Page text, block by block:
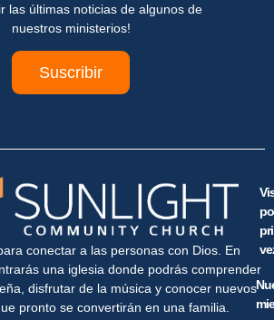
las últimas noticias de algunos de
nuestros ministerios!
Suscribir
conectar a las personas con Dios. En
una iglesia donde podrás comprender
disfrutar de la música y conocer nuevos
pronto se convertirán en una familia.